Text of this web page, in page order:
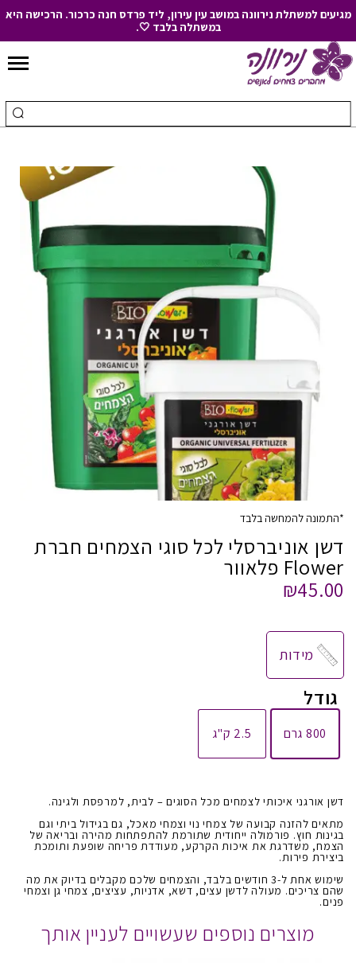
to
מגיעים למשתלת נירוונה במושב עין עירון, ליד פרדס חנה כרכור. הרכישה היא
במשתלה בלבד 🤍.
*התמונה להמחשה בלבד
גודל
800 גרם 2.5 ק"ג
מידות
דשן אוניברסלי לכל סוגי הצמחים חברת
Flower פלאוור
₪45.00
דשן אורגני איכותי לצמחים מכל הסוגים – לבית, למרפסת ולגינה.
מתאים להזנה קבועה של צמחי נוי וצמחי מאכל, גם בגידול ביתי וגם
בגינות חוץ. פורמולה ייחודית שתורמת להתפתחות מהירה ובריאה של
הצמח, משדרגת את איכות הקרקע, מעודדת פריחה שופעת ותומכת
ביצירת פירות.
שימוש אחת ל-3 חודשים בלבד, והצמחים שלכם מקבלים בדיוק את מה
שהם צריכים. מעולה לדשן עצים, דשא, אדניות, עציצים, צמחי גן וצמחי
פנים.
מוצרים נוספים שעשויים לעניין אותך